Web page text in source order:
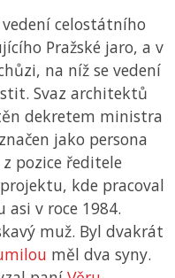
celostátního
Pražské jaro, a v
na níž se vedení
Svaz architektů
dekretem ministra
jako persona
pozice ředitele
kde pracoval
asi v roce 1984.
muž. Byl dvakrát
měl dva syny.